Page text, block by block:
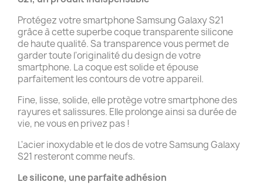
Protégez votre smartphone Samsung Galaxy S21
grâce à cette superbe coque transparente silicone
de haute qualité. Sa transparence vous permet de
garder toute l'originalité du design de votre
smartphone. La coque est solide et épouse
parfaitement les contours de votre appareil.
Fine, lisse, solide, elle protège votre smartphone des
rayures et salissures. Elle prolonge ainsi sa durée de
vie, ne vous en privez pas !
L'acier inoxydable et le dos de votre Samsung Galaxy
S21 resteront comme neufs.
Le silicone, une parfaite adhésion